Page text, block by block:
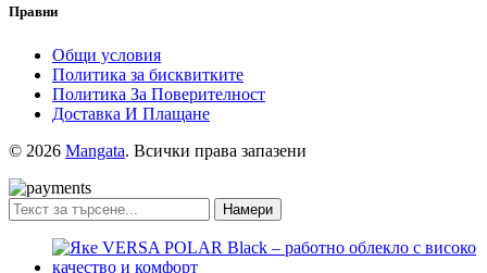
Правни
Общи условия
Политика за бисквитките
Политика За Поверителност
Доставка И Плащане
© 2026 Mangata. Всички права запазени
Намери